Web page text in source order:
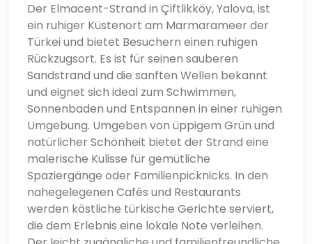
Der Elmacent-Strand in Çiftlikköy, Yalova, ist
ein ruhiger Küstenort am Marmarameer der
Türkei und bietet Besuchern einen ruhigen
Rückzugsort. Es ist für seinen sauberen
Sandstrand und die sanften Wellen bekannt
und eignet sich ideal zum Schwimmen,
Sonnenbaden und Entspannen in einer ruhigen
Umgebung. Umgeben von üppigem Grün und
natürlicher Schönheit bietet der Strand eine
malerische Kulisse für gemütliche
Spaziergänge oder Familienpicknicks. In den
nahegelegenen Cafés und Restaurants
werden köstliche türkische Gerichte serviert,
die dem Erlebnis eine lokale Note verleihen.